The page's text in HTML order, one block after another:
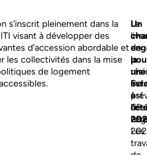
s’inscrit pleinement dans la
visant à développer des
d’accession abordable et
les collectivités dans la mise
de logement
Un
une
à
Le
de
la
est
Les
La
de
la
est
à